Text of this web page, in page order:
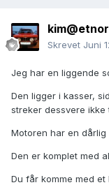
Skrevet Juni
Jeg har en liggende
Den ligger i kasser,
streker dessvere ikke
Motoren har en
Den er komplet med
Du får komme med et